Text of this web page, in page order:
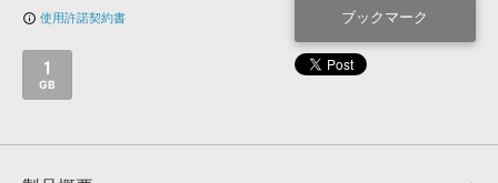
SLS
info_outline 使用許諾契約書
1
GB
ブックマーク